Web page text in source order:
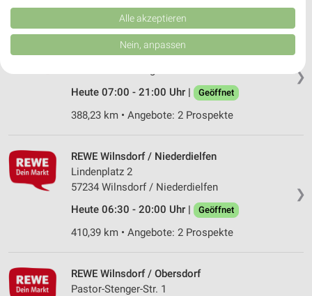
❯
REWE Steffenberg / Niedereisenhausen
Kaufpark 1
Heute 07:00 - 21:00 Uhr |
Geöffnet
388,23 km • Angebote: 2 Prospekte
❯
REWE Wilnsdorf / Niederdielfen
Lindenplatz 2
57234 Wilnsdorf / Niederdielfen
Heute 06:30 - 20:00 Uhr |
Geöffnet
410,39 km • Angebote: 2 Prospekte
REWE Wilnsdorf / Obersdorf
Pastor-Stenger-Str. 1
Kombinationen von Daten aus verschiedenen Quellen. Entwicklung und
Verbesserung der Angebote. Verwendung reduzierter Daten zur Auswahl
von Inhalten.
Daten können außerhalb der Europäischen Union weitergegeben und in die
Website/App.
Partnerliste anzeigen (1 IAB-Anbieter)
Wir nutzen Ihre Daten für folgende Zwecke:
Speichern von oder Zugriff auf Informationen
auf einem Endgerät
Verwendung reduzierter Daten zur Auswahl von
Werbeanzeigen
Erstellung von Profilen für personalisierte
Verwendung von Profilen zur Auswahl
personalisierter Werbung
Alle akzeptieren
Nein, anpassen